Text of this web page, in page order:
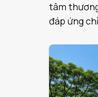
tâm
đáp ứng